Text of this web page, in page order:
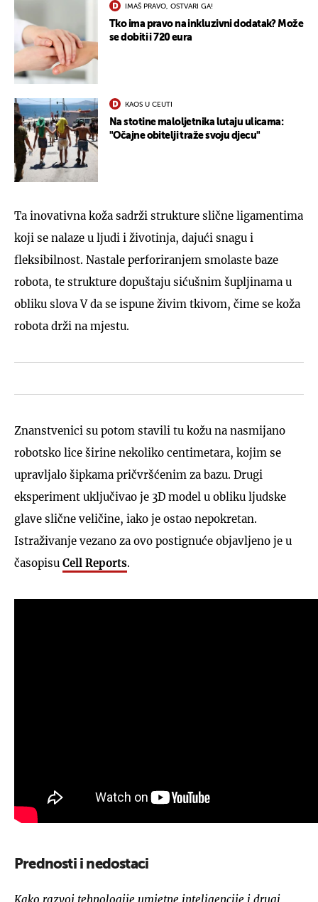
IMAŠ PRAVO, OSTVARI GA!
Tko ima pravo na inkluzivni dodatak? Može
se dobiti i 720 eura
KAOS U CEUTI
Na stotine maloljetnika lutaju ulicama:
"Očajne obitelji traže svoju djecu"
Ta inovativna koža sadrži strukture slične ligamentima
koji se nalaze u ljudi i životinja, dajući snagu i
fleksibilnost. Nastale perforiranjem smolaste baze
robota, te strukture dopuštaju sićušnim šupljinama u
obliku slova V da se ispune živim tkivom, čime se koža
robota drži na mjestu.
Znanstvenici su potom stavili tu kožu na nasmijano
robotsko lice širine nekoliko centimetara, kojim se
upravljalo šipkama pričvršćenim za bazu. Drugi
eksperiment uključivao je 3D model u obliku ljudske
glave slične veličine, iako je ostao nepokretan.
Istraživanje vezano za ovo postignuće objavljeno je u
časopisu Cell Reports.
Prednosti i nedostaci
Kako razvoj tehnologije umjetne inteligencije i drugi